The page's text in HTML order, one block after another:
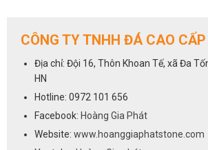
Cách lựa chọn đá ốp tường phòng ngủ
Hiện nay, đá ốp tường dành cho phòng ngủ là
liệu trang trí nội thất được bán chạy nhất.
lựa chọn đá ốp tường tốt, phù hợp với diện
ngân sách của mình. Dưới đây là một số tiêu
chọn đá ốp tường phòng ngủ:
CÔNG TY TNHH ĐÁ CAO
Địa chỉ: Đội 16, Thôn Khoan Tế, xã Đa
HN
Hotline: 0972 101 656
Facebook: Hoàng Gia Phát
Website: www.hoanggiaphatstone.com